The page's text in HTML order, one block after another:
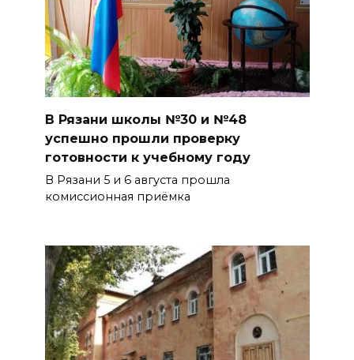
В Рязани школы №30 и №48
успешно прошли проверку
готовности к учебному году
В Рязани 5 и 6 августа прошла
комиссионная приёмка